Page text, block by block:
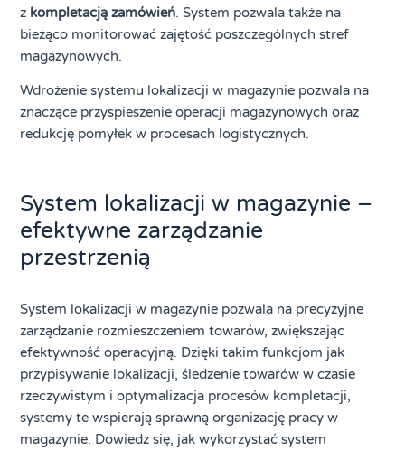
z kompletacją zamówień. System pozwala także na
bieżąco monitorować zajętość poszczególnych stref
magazynowych.
Wdrożenie systemu lokalizacji w magazynie pozwala na
znaczące przyspieszenie operacji magazynowych oraz
redukcję pomyłek w procesach logistycznych.
System lokalizacji w magazynie –
efektywne zarządzanie
przestrzenią
System lokalizacji w magazynie pozwala na precyzyjne
zarządzanie rozmieszczeniem towarów, zwiększając
efektywność operacyjną. Dzięki takim funkcjom jak
przypisywanie lokalizacji, śledzenie towarów w czasie
rzeczywistym i optymalizacja procesów kompletacji,
systemy te wspierają sprawną organizację pracy w
magazynie. Dowiedz się, jak wykorzystać system